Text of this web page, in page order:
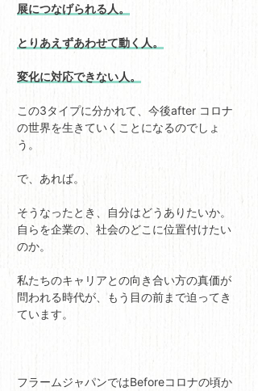
展につなげられる人。
とりあえずあわせて動く人。
変化に対応できない人。
この3タイプに分かれて、今後after コロナ
の世界を生きていくことになるのでしょ
う。
で、あれば。
そうなったとき、自分はどうありたいか。
自らを企業の、社会のどこに位置付けたい
のか。
私たちのキャリアとの向き合い方の真価が
問われる時代が、もう目の前まで迫ってき
ています。
フラームジャパンではBeforeコロナの頃か